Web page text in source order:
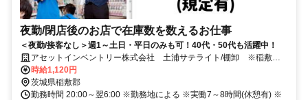
夜勤/閉店後のお店で在庫数を数えるお仕事
＜夜勤/接客なし＞週1～土日・平日のみも可！40代・50代も活躍中！
アセットインベントリー株式会社 土浦サテライト/棚卸 ※稲敷郡
阿見町エリア管轄
時給1,120円
茨城県稲敷郡
勤務時間 20:00～翌6:00 ※勤務地による ※実働7～8時間(休憩有) ※